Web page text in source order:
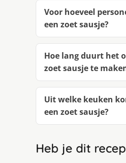
Voor hoeveel
een zoet sausje?
Hoe lang duurt het
zoet sausje te
Uit welke keuken
een zoet sausje?
Heb je dit